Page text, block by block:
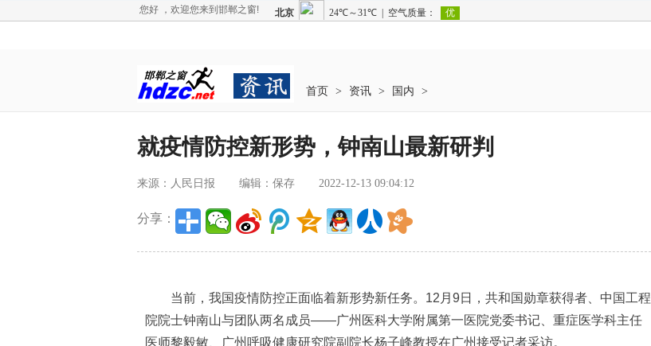
您好 ，欢迎您来到邯郸之窗!
首页 > 资讯 > 国内 >
就疫情防控新形势，钟南山最新研判
来源：人民日报 编辑：保存 2022-12-13 09:04:12
分享：
当前，我国疫情防控正面临着新形势新任务。12月9日，共和国勋章获得者、中国工程
院院士钟南山与团队两名成员——广州医科大学附属第一医院党委书记、重症医学科主任
医师黎毅敏、广州呼吸健康研究院副院长杨子峰教授在广州接受记者采访。